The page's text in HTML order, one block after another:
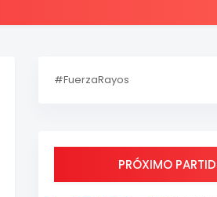
#FuerzaRayos
PRÓXIMO